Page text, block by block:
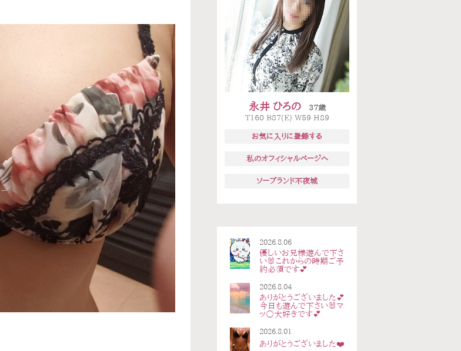
永井 ひろの
37歳
T160 B87(E) W59 H89
お気に入りに登録する
私のオフィシャルページへ
ソープランド不夜城
2026.8.06
優しいお兄様遊んで下さ
い🐰これからの時期ご予
約必須です💕
2026.8.04
ありがとうございました💕
今日も遊んで下さい🐰マ
ッ○大好きです💕
2026.8.01
ありがとうございました❤️